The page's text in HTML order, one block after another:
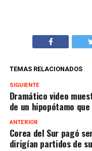
TEMAS RELACIONADOS
SIGUIENTE
Dramático video
de un hipopótamo
ANTERIOR
Corea del Sur pagó
dirigían partidos de